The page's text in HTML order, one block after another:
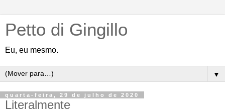
Petto di Gingillo
Eu, eu mesmo.
▼
quarta-feira, 29 de julho de 2020
Literalmente